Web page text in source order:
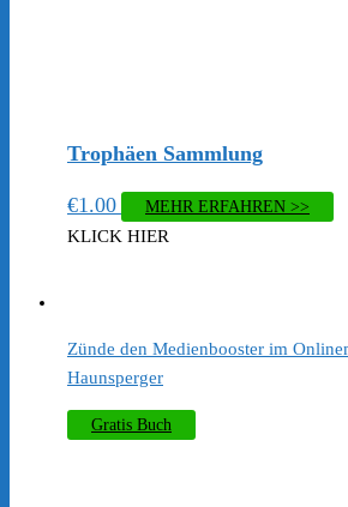
Trophäen Sammlung
€1.00 MEHR ERFAHREN >>
KLICK HIER
​Zünde den Medienbooster im
Haunsperger
Gratis Buch